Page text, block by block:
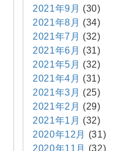
2021年9月 (30)
2021年8月 (34)
2021年7月 (32)
2021年6月 (31)
2021年5月 (32)
2021年4月 (31)
2021年3月 (25)
2021年2月 (29)
2021年1月 (32)
2020年12月
(31)
2020年11月
(32)